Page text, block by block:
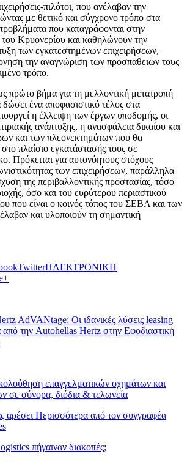
πιλότοι, που ανέλαβαν την
με θετικό και σύγχρονο τρόπο στα
που καταγράφονται στην
του Κρυονερίου και καθηλώνουν την
των εγκατεστημένων επιχειρήσεων,
την αναγνώριση των προσπαθειών τους
τρόπο.
βήμα για τη μελλοντική μετατροπή
ένα αποφασιστικό τέλος στα
η έλλειψη των έργων υποδομής, οι
ανάπτυξης, η ανασφάλεια δικαίου και
και των πλεονεκτημάτων που θα
πλαίσιο εγκατάστασής τους σε
Πρόκειται για αυτονόητους στόχους
των επιχειρήσεων, παράλληλα
της περιβαλλοντικής προστασίας, τόσο
όσο και του ευρύτερου περιαστικού
που είναι ο κοινός τόπος του ΣΕΒΑ και των
και υλοποιούν τη σημαντική
TwitterΗΛΕΚΤΡΟΝΙΚΗ
AdVANtage: Οι ιδανικές λύσεις leasing
από την Autohellas Hertz στην Εφοδιαστική
επαγγελματικών οχημάτων και
σε σύνορα, διόδια & τελωνεία
αρέσει Περισσότερα από τον συγγραφέα
πήγαιναν διακοπές;